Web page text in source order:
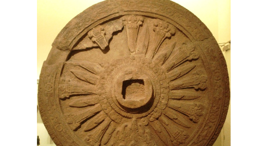
Kataloge
Neubücher
AVKB-Edition
AVKB-Edition Downloads
Buchempfehlungen